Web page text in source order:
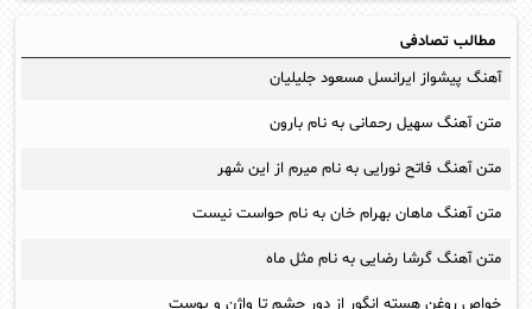
مطالب تصادفی
آهنگ پیشواز ایرانسل مسعود جلیلیان
متن آهنگ سهیل رحمانی به نام بارون
متن آهنگ فاتح نورایی به نام میرم از این شهر
متن آهنگ ماهان بهرام خان به نام حواست نیست
متن آهنگ گرشا رضایی به نام مثل ماه
خواص روغن هسته انگور از دور چشم تا واژن و پوست